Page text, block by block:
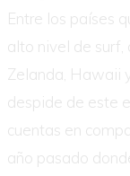
Entre los países
alto nivel de surf,
Zelanda, Hawaii
despide de este
cuentas en
año pasado